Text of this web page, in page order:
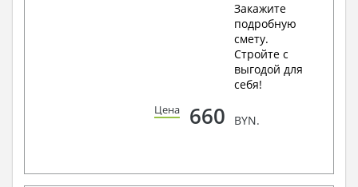
Закажите
подробную
смету.
Стройте с
выгодой для
себя!
Цена 660 BYN.